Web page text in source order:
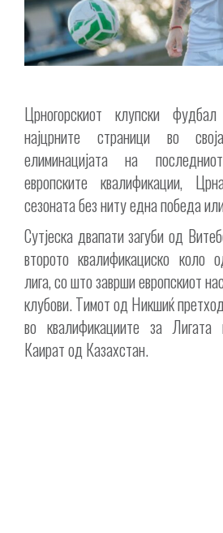
Црногорскиот клупски
најцрните страници во
елиминацијата на
европските квалификации,
сезоната без ниту една победа
Сутјеска двапати загуби од
второто квалификациско коло
лига, со што заврши европскиот
клубови. Тимот од Никшиќ
во квалификациите за
Каират од Казахстан.